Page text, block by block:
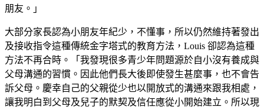
朋友。」
大部分家長認為小朋友年紀少，不懂事，所以仍然維持著發出
及接收指令這種傳統金字塔式的教育方法，Louis 卻認為這種
方法不再合時。「我發現很多青少年問題源於自小沒有養成與
父母溝通的習慣。因此他們長大後即使發生甚麼事，也不會告
訴父母。慶幸自己的父親從少也以開放式的溝通來跟我相處，
讓我明白到父母及兒子的默契及信任應從小開始建立。所以現